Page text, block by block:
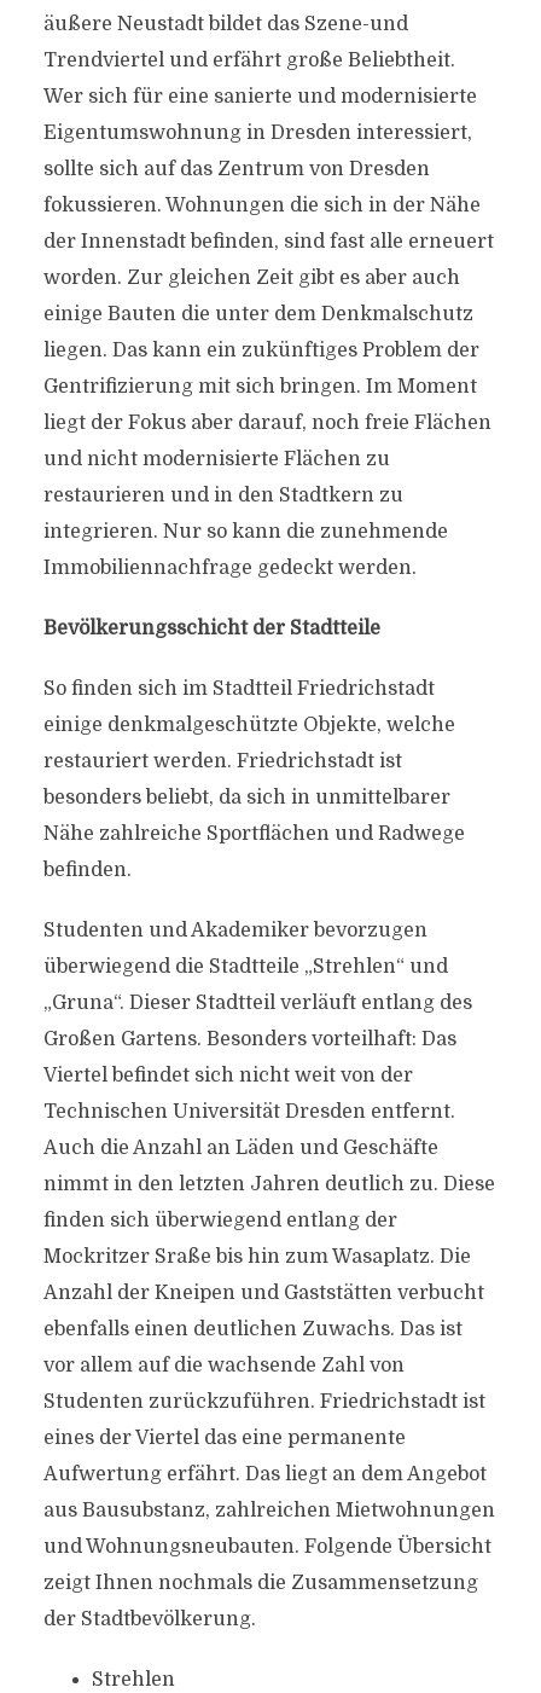
äußere Neustadt bildet das Szene-und
Trendviertel und erfährt große Beliebtheit.
Wer sich für eine sanierte und modernisierte
Eigentumswohnung in Dresden interessiert,
sollte sich auf das Zentrum von Dresden
fokussieren. Wohnungen die sich in der Nähe
der Innenstadt befinden, sind fast alle erneuert
worden. Zur gleichen Zeit gibt es aber auch
einige Bauten die unter dem Denkmalschutz
liegen. Das kann ein zukünftiges Problem der
Gentrifizierung mit sich bringen. Im Moment
liegt der Fokus aber darauf, noch freie Flächen
und nicht modernisierte Flächen zu
restaurieren und in den Stadtkern zu
integrieren. Nur so kann die zunehmende
Immobiliennachfrage gedeckt werden.
Bevölkerungsschicht der Stadtteile
So finden sich im Stadtteil Friedrichstadt
einige denkmalgeschützte Objekte, welche
restauriert werden. Friedrichstadt ist
besonders beliebt, da sich in unmittelbarer
Nähe zahlreiche Sportflächen und Radwege
befinden.
Studenten und Akademiker bevorzugen
überwiegend die Stadtteile „Strehlen“ und
„Gruna“. Dieser Stadtteil verläuft entlang des
Großen Gartens. Besonders vorteilhaft: Das
Viertel befindet sich nicht weit von der
Technischen Universität Dresden entfernt.
Auch die Anzahl an Läden und Geschäfte
nimmt in den letzten Jahren deutlich zu. Diese
finden sich überwiegend entlang der
Mockritzer Sraße bis hin zum Wasaplatz. Die
Anzahl der Kneipen und Gaststätten verbucht
ebenfalls einen deutlichen Zuwachs. Das ist
vor allem auf die wachsende Zahl von
Studenten zurückzuführen. Friedrichstadt ist
eines der Viertel das eine permanente
Aufwertung erfährt. Das liegt an dem Angebot
aus Bausubstanz, zahlreichen Mietwohnungen
und Wohnungsneubauten. Folgende Übersicht
zeigt Ihnen nochmals die Zusammensetzung
der Stadtbevölkerung.
Strehlen